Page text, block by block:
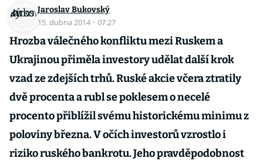
Jaroslav Bukovský
15. dubna 2014 · 07:27
Hrozba válečného konfliktu mezi Ruskem a
Ukrajinou přiměla investory udělat další krok
vzad ze zdejších trhů. Ruské akcie včera ztratily
dvě procenta a rubl se poklesem o necelé
procento přiblížil svému historickému minimu z
poloviny března. V očích investorů vzrostlo i
riziko ruského bankrotu. Jeho pravděpodobnost